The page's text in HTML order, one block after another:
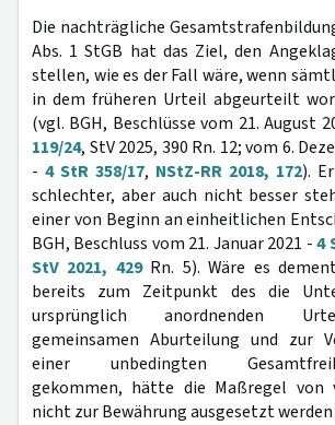
Die nachträgliche
Abs. 1 StGB hat das Ziel, den
stellen, wie es der Fall wäre, wenn
in dem früheren Urteil abgeurteilt
(vgl. BGH, Beschlüsse vom 21. August
119/24, StV 2025, 390 Rn. 12; vom 6.
- 4 StR 358/17, NStZ-RR 2018, 172).
schlechter, aber auch nicht besser
einer von Beginn an einheitlichen
BGH, Beschluss vom 21. Januar 2021 -4
StV 2021, 429Rn. 5). Wäre es
bereits zum Zeitpunkt des die
ursprünglich anordnenden
gemeinsamen Aburteilung und zur
einer unbedingten
gekommen, hätte die Maßregel von
nicht zur Bewährung ausgesetzt